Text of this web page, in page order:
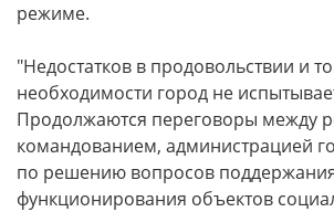
режиме.
"Недостатков в продовольствии и
необходимости город не
Продолжаются переговоры между
командованием, администрацией
по решению вопросов
функционирования объектов